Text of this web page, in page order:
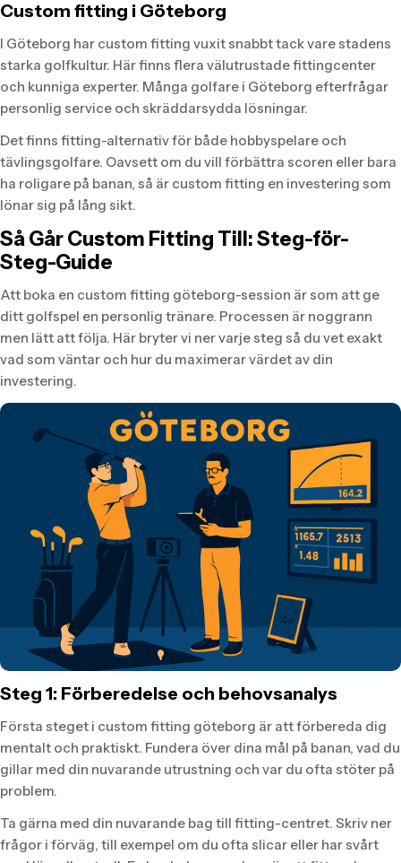
Custom fitting i Göteborg
I Göteborg har custom fitting vuxit snabbt tack vare stadens
starka golfkultur. Här finns flera välutrustade fittingcenter
och kunniga experter. Många golfare i Göteborg efterfrågar
personlig service och skräddarsydda lösningar.
Det finns fitting-alternativ för både hobbyspelare och
tävlingsgolfare. Oavsett om du vill förbättra scoren eller bara
ha roligare på banan, så är custom fitting en investering som
lönar sig på lång sikt.
Så Går Custom Fitting Till: Steg-för-
Steg-Guide
Att boka en custom fitting göteborg-session är som att ge
ditt golfspel en personlig tränare. Processen är noggrann
men lätt att följa. Här bryter vi ner varje steg så du vet exakt
vad som väntar och hur du maximerar värdet av din
investering.
Steg 1: Förberedelse och behovsanalys
Första steget i custom fitting göteborg är att förbereda dig
mentalt och praktiskt. Fundera över dina mål på banan, vad du
gillar med din nuvarande utrustning och var du ofta stöter på
problem.
Ta gärna med din nuvarande bag till fitting-centret. Skriv ner
frågor i förväg, till exempel om du ofta slicar eller har svårt